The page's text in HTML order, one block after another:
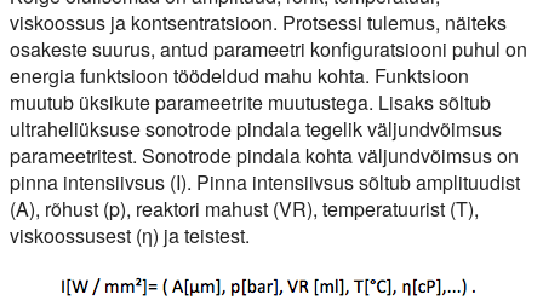
viskoossus ja kontsentratsioon. Protsessi tulemus, näiteks
osakeste suurus, antud parameetri konfiguratsiooni puhul on
energia funktsioon töödeldud mahu kohta. Funktsioon
muutub üksikute parameetrite muutustega. Lisaks sõltub
ultraheliüksuse sonotrode pindala tegelik väljundvõimsus
parameetritest. Sonotrode pindala kohta väljundvõimsus on
pinna intensiivsus (I). Pinna intensiivsus sõltub amplituudist
(A), rõhust (p), reaktori mahust (VR), temperatuurist (T),
viskoossusest (η) ja teistest.